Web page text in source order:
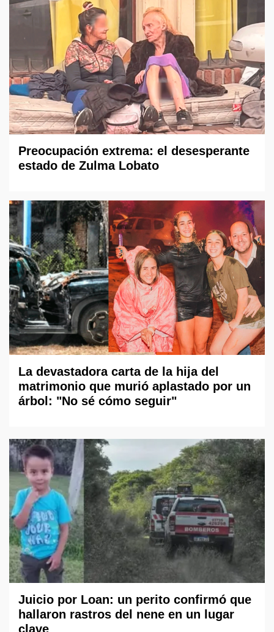
Preocupación extrema: el desesperante
estado de Zulma Lobato
La devastadora carta de la hija del
matrimonio que murió aplastado por un
árbol: "No sé cómo seguir"
Juicio por Loan: un perito confirmó que
hallaron rastros del nene en un lugar
clave